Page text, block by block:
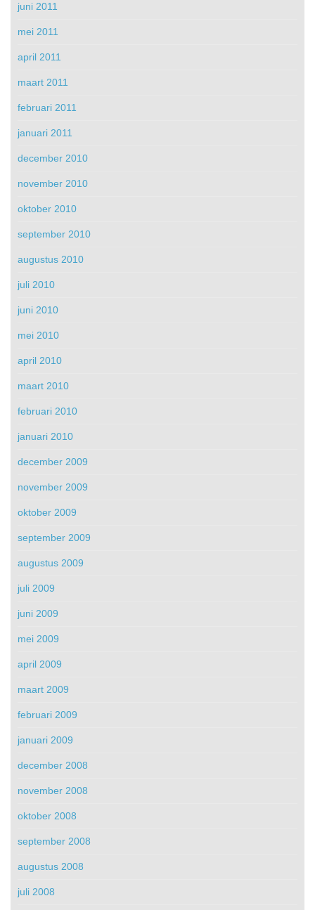
juni 2011
mei 2011
april 2011
maart 2011
februari 2011
januari 2011
december 2010
november 2010
oktober 2010
september 2010
augustus 2010
juli 2010
juni 2010
mei 2010
april 2010
maart 2010
februari 2010
januari 2010
december 2009
november 2009
oktober 2009
september 2009
augustus 2009
juli 2009
juni 2009
mei 2009
april 2009
maart 2009
februari 2009
januari 2009
december 2008
november 2008
oktober 2008
september 2008
augustus 2008
juli 2008